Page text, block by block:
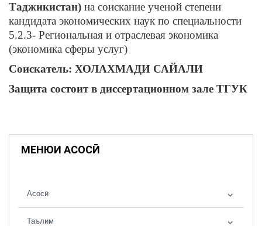
Таджикистан) на соискание ученой степени
кандидата экономических наук по специальности
5.2.3- Региональная и отраслевая экономика
(экономика сферы услуг)
Соискатель: ХОЛАХМАДИ САЙАЛИ
Защита состоит в диссертационном зале ТГУК
МЕНЮИ АСОСӢ
Асосӣ
Таълим